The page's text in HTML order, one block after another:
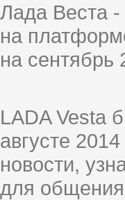
Лада Веста
на
на сентябрь
LADA Vesta
августе
новости,
для